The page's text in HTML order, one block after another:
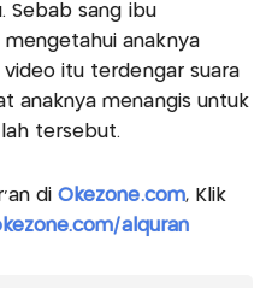
Sebab sang ibu
anaknya
video itu terdengar suara
anaknya menangis untuk
tersebut.
diOkezone.com, Klik
alquran